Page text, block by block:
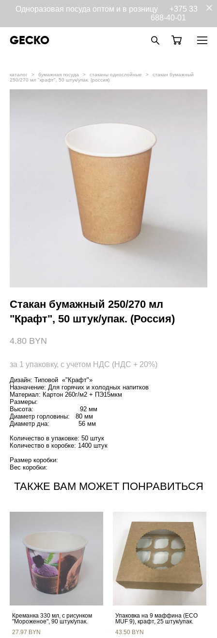
Одноразовая посуда оптом и в розницу +375 33
688-40-01
GECKO
каталог > бумажная посуда > стаканы однослойные >
стакан бумажный
250/270 мл "крафт", 50 штук/упак. (россия)
Стакан бумажный 250/270 мл
"Крафт", 50 штук/упак. (Россия)
4.80 BYN
за 1 упаковку, с учетом НДС (НДС + 20%)
Дизайн: Типовой «"Крафт"»
Назначение: Для горячих и холодных напитков
Материал: Картон 260г/м2 + ПЭ15мкм
Размеры:
Высота: 92 мм
Диаметр горловины: 80 мм
Диаметр дна: 56 мм
Количество в упаковке: 50 штук
Количество в коробке: 1400 штук
Размер коробки:
Вес коробки:
ТАКЖЕ ВАМ МОЖЕТ ПОНРАВИТЬСЯ
Креманка 330 мл, с рисунком
"Мороженое", 90 штук/упак.
27.97 BYN
Упаковка на 9 маффина (ECO
MUF 9), крафт, 25 штук/упак.
43.50 BYN